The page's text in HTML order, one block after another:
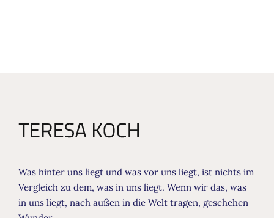
Was hinter uns liegt und was vor uns liegt, ist nichts im
Vergleich zu dem, was in uns liegt. Wenn wir das, was
in uns liegt, nach außen in die Welt tragen, geschehen